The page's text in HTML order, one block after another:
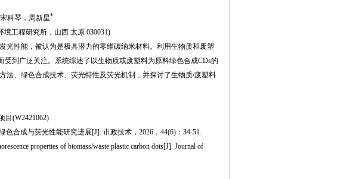
宋科琴，周新星*
境工程研究所，山西 太原 030031)
性能，被认为是极具潜力的零维碳纳米材料。利用生物质和废塑
到广泛关注。系统综述了以生物质或废塑料为原料绿色合成CDs的
法、绿色合成技术、荧光特性及荧光机制，并探讨了生物质/废塑料
目(W2421062)
合成与荧光性能研究进展[J]. 市政技术，2026，44(6)：34-51.
properties of biomass/waste plastic carbon dots[J]. Journal of